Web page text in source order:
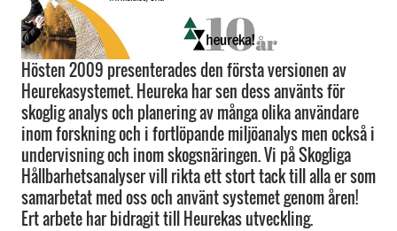
Hösten 2009 presenterades den första versionen av
Heurekasystemet. Heureka har sen dess använts för
skoglig analys och planering av många olika användare
inom forskning och i fortlöpande miljöanalys men också i
undervisning och inom skogsnäringen. Vi på Skogliga
Hållbarhetsanalyser vill rikta ett stort tack till alla er som
samarbetat med oss och använt systemet genom åren!
Ert arbete har bidragit till Heurekas utveckling.